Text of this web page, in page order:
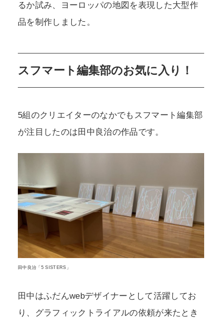
るか試み、ヨーロッパの地図を表現した大型作
品を制作しました。
スフマート編集部のお気に入り！
5組のクリエイターのなかでもスフマート編集部
が注目したのは田中良治の作品です。
田中良治「5 SISTERS」
田中はふだんwebデザイナーとして活躍してお
り、グラフィックトライアルの依頼が来たとき